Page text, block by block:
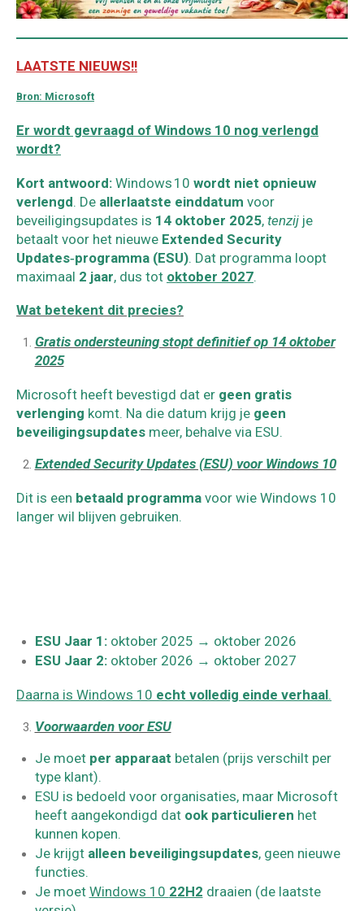
LAATSTE NIEUWS!!
Bron: Microsoft
Er wordt gevraagd of Windows 10 nog verlengd
wordt?
Kort antwoord: Windows 10 wordt niet opnieuw
verlengd. De allerlaatste einddatum voor
beveiligingsupdates is 14 oktober 2025, tenzij je
betaalt voor het nieuwe Extended Security
Updates‑programma (ESU). Dat programma loopt
maximaal 2 jaar, dus tot oktober 2027.
Wat betekent dit precies?
Gratis ondersteuning stopt definitief op 14 oktober
2025
Microsoft heeft bevestigd dat er geen gratis
verlenging komt. Na die datum krijg je geen
beveiligingsupdates meer, behalve via ESU.
Extended Security Updates (ESU) voor Windows 10
Dit is een betaald programma voor wie Windows 10
langer wil blijven gebruiken.
ESU Jaar 1:oktober 2025 → oktober 2026
ESU Jaar 2:oktober 2026 → oktober 2027
Daarna is Windows 10 echt volledig einde verhaal.
Voorwaarden voor ESU
Je moet per apparaat betalen (prijs verschilt per
type klant).
ESU is bedoeld voor organisaties, maar Microsoft
heeft aangekondigd dat ook particulieren het
kunnen kopen.
Je krijgt alleen beveiligingsupdates, geen nieuwe
functies.
Je moet Windows 10 22H2 draaien (de laatste